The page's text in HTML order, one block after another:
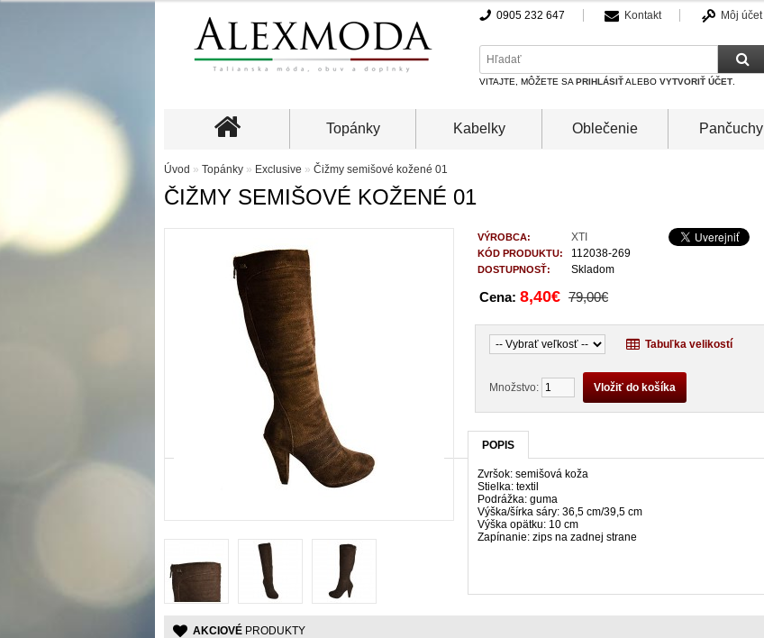
0905 232 647 Kontakt Môj účet
VITAJTE, MÔŽETE SA PRIHLÁSIŤALEBO VYTVORIŤ ÚČET
Topánky Kabelky Oblečenie Pančuchy
Úvod » Topánky » Exclusive » Čižmy semišové kožené 01
ČIŽMY SEMIŠOVÉ KOŽENÉ 01
VÝROBCA: XTI
KÓD PRODUKTU: 112038-269
DOSTUPNOSŤ: Skladom
Cena: 8,40€ 79,00€
Tabuľka velikostí
Množstvo:
POPIS
Zvršok: semišová koža
Stielka: textil
Podrážka: guma
Výška/šírka sáry: 36,5 cm/39,5 cm
Výška opätku: 10 cm
Zapínanie: zips na zadnej strane
AKCIOVÉ PRODUKTY